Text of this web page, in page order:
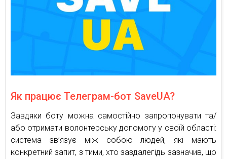
Як працює Телеграм-бот SaveUA?
Завдяки боту можна самостійно запропонувати та/
або отримати волонтерську допомогу у своїй області:
система зв’язує між собою людей, які мають
конкретний запит, з тими, хто заздалегідь зазначив, що